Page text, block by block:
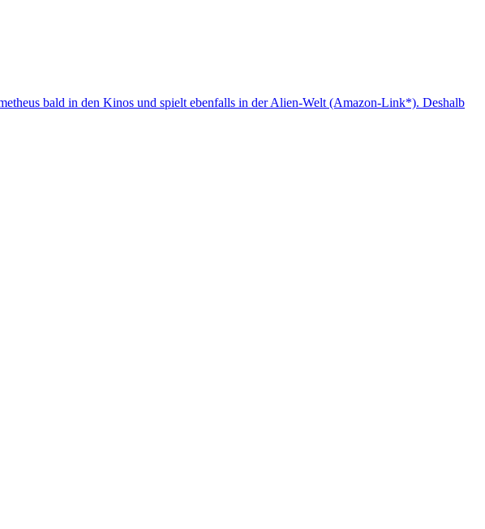
bald in den Kinos und spielt ebenfalls in der Alien-Welt (Amazon-Link*). Deshalb